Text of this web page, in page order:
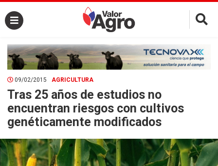
×
09/02/2015 AGRICULTURA
Tras 25 años de estudios no
encuentran riesgos con cultivos
genéticamente modificados